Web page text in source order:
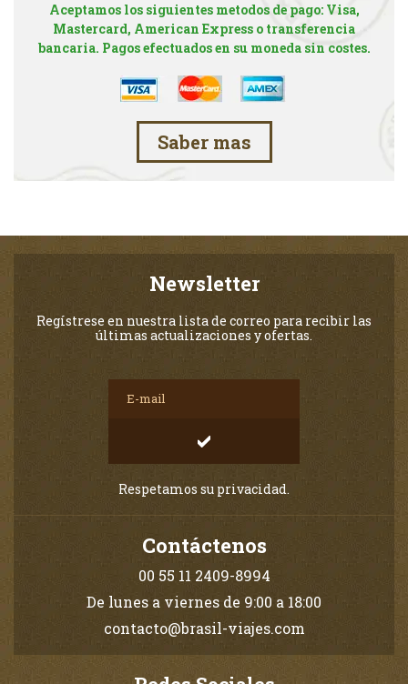
Aceptamos los siguientes metodos de pago: Visa,
Mastercard, American Express o transferencia
bancaria. Pagos efectuados en su moneda sin costes.
Saber mas
Newsletter
Regístrese en nuestra lista de correo para recibir las
últimas actualizaciones y ofertas.
Respetamos su privacidad.
Contáctenos
00 55 11 2409-8994
De lunes a viernes de 9:00 a 18:00
contacto@brasil-viajes.com